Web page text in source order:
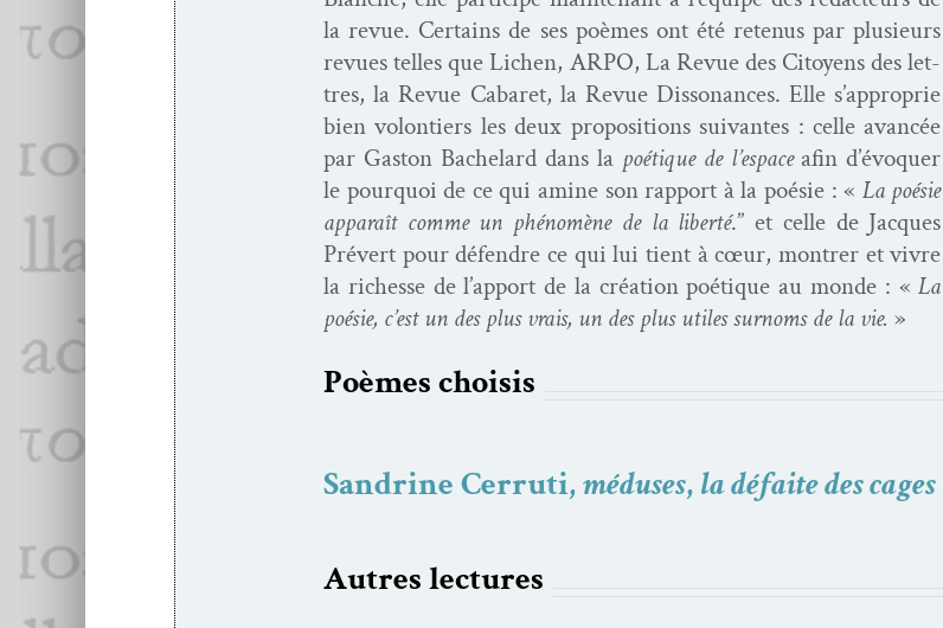
la revue. Cer­tains de ses poèmes ont été retenus par plusieurs
revues telles que Lichen, ARPO, La Revue des Citoyens des let­
tres, la Revue Cabaret, la Revue Dis­so­nances. Elle s’approprie
bien volon­tiers les deux propo­si­tions suiv­antes : celle avancée
par Gas­ton Bachelard dans la poé­tique de l’espaceafin d’évoquer
le pourquoi de ce qui amine son rap­port à la poésie : « La poésie
appa­raît comme un phénomène de la lib­erté.” et celle de Jacques
Prévert pour défendre ce qui lui tient à cœur, mon­tr­er et vivre
la richesse de l’apport de la créa­tion poé­tique au monde : «La
poésie, c’est un des plus vrais, un des plus utiles surnoms de la vie. »
Poèmes choi­sis
Sandrine Cerruti,méduses,la défaite des cages
Autres lec­tures